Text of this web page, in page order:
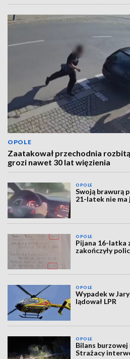
OPOLE
Zaatakował przechodnia
grozi nawet 30 lat więzienia
OPOLE
Swoją brawurą
21-latek nie ma
OPOLE
Pijana 16-latka
zakończyły
OPOLE
Wypadek w
lądował LPR
OPOLE
Bilans burzowej
Strażacy